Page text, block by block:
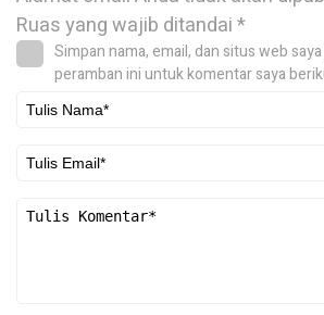
Ruas yang wajib ditandai*
Simpan nama, email, dan situs web
peramban ini untuk komentar saya